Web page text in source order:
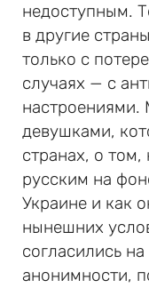
недоступным.
в другие
только с
случаях — с
настроениями.
девушками,
странах, о том,
русским на
Украине и как
нынешних
согласились
анонимности,